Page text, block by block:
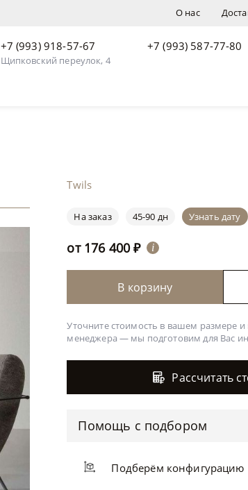
О нас
+7 (993) 918-57-67
Щипковский переулок, 4
+7 (993) 587-77-80
Twils
На заказ 45-90 дн Узнать дату
от 176 400 ₽ i
В корзину
Уточните стоимость в вашем размере
менеджера — мы подготовим для Вас
Рассчитать
Помощь с подбором
Подберём конфигурацию